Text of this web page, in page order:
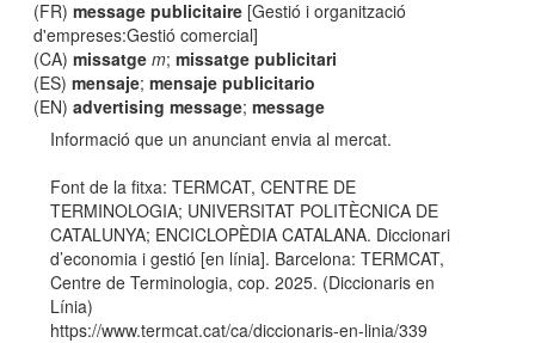
(FR)message publicitaire [Gestió i organització
d'empreses:Gestió comercial]
(CA)missatge m;missatge publicitari
(ES)mensaje;mensaje publicitario
(EN)advertising message;message
Informació que un anunciant envia al mercat.
Font de la fitxa: TERMCAT, CENTRE DE
TERMINOLOGIA; UNIVERSITAT POLITÈCNICA DE
CATALUNYA; ENCICLOPÈDIA CATALANA. Diccionari
d’economia i gestió [en línia]. Barcelona: TERMCAT,
Centre de Terminologia, cop. 2025. (Diccionaris en
Línia)
https://www.termcat.cat/ca/diccionaris-en-linia/339